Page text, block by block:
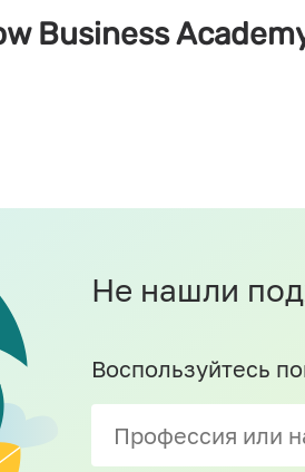
Business
Не нашли
Воспользуйтесь